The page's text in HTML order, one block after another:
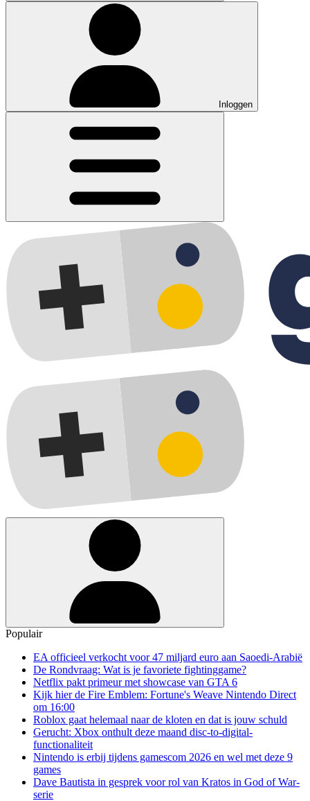
Inloggen
Populair
EA officieel verkocht voor 47 miljard euro aan Saoedi-Arabië
De Rondvraag: Wat is je favoriete fightinggame?
Netflix pakt primeur met showcase van GTA 6
Kijk hier de Fire Emblem: Fortune's Weave Nintendo Direct
om 16:00
Roblox gaat helemaal naar de kloten en dat is jouw schuld
Gerucht: Xbox onthult deze maand disc-to-digital-
functionaliteit
Nintendo is erbij tijdens gamescom 2026 en wel met deze 9
games
Dave Bautista in gesprek voor rol van Kratos in God of War-
serie